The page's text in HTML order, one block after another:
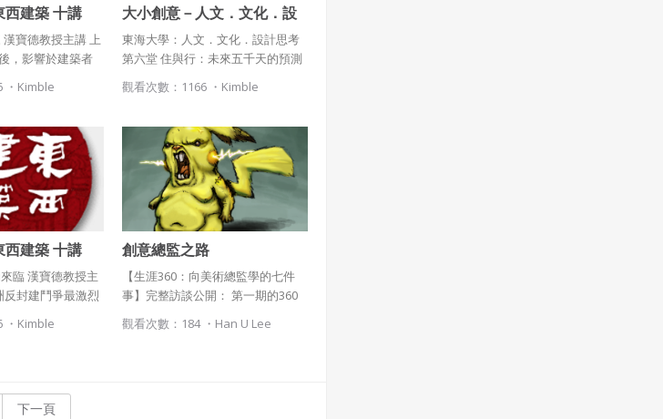
後，理性的建築失去了必要性， 感
性的要素逐漸出現了。 第九講下一
講
西建築 十講
德教授主講
寶德教授主講 上
，影響於建築者
是「社會主義的
義國家，勞工階
俄先行瓦解， 使
濟逐漸成為全世
築因而回到民
科技的快速發
普遍的工具，知識
作業方式與思考
Kimble
大小創意－人文．文化．設
計思考（第六堂）姚仁祿
東海大學：人文．文化．設計思考
第六堂 住與行：未來五千天的預測
／主講人：姚仁祿／時間：2010年5
月
觀看次數：1166 ・ Kimble
西建築 十講
寶德教授主講
臨 漢寶德教授主
反封建鬥爭最激烈
1789年法國大革
關系迅速發展。
革命帶來重大飛
擴散到整個歐洲
Kimble
創意總監之路
【生涯360：向美術總監學的七件
事】完整訪談公開： 第一期的360
人物專訪，我們很開心邀請到
Michael Liao──現任遊戲產業的創
觀看次數：184 ・ Han U Lee
下一頁